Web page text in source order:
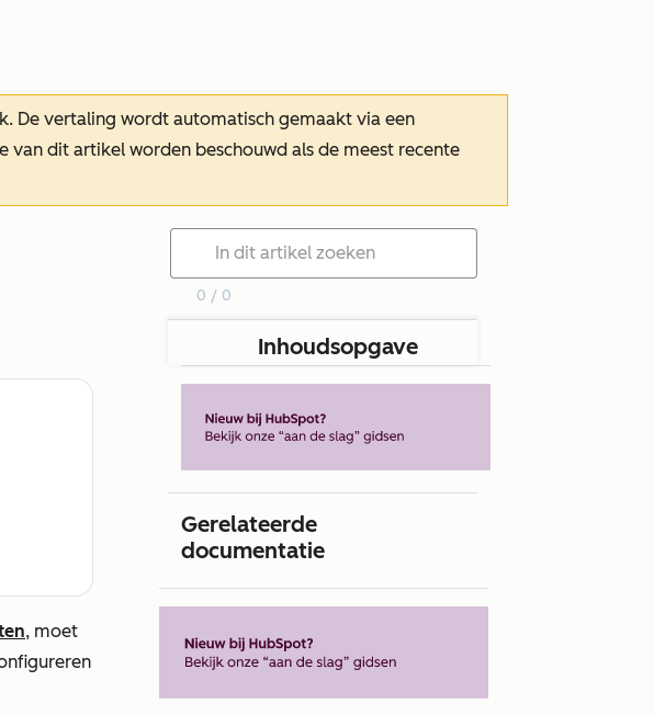
De vertaling wordt automatisch gemaakt via een
dit artikel worden beschouwd als de meest recente
, moet
0 / 0
Inhoudsopgave
Gerelateerde
documentatie